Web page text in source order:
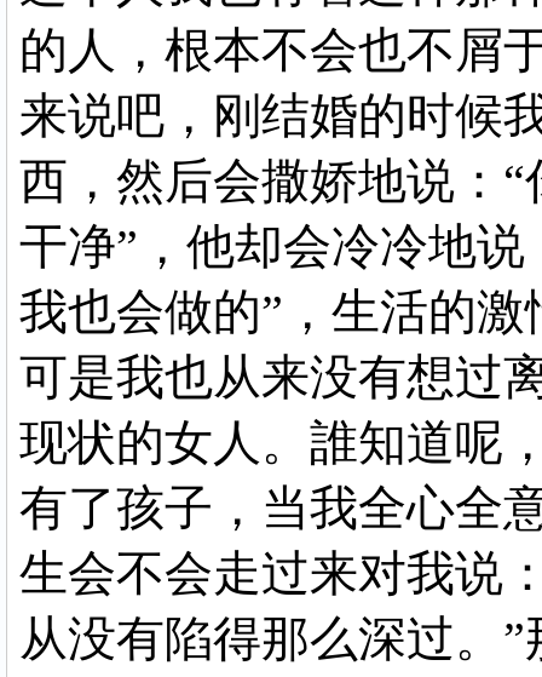
的人，根本不会也不屑
来说吧，刚结婚的时候
西，然后会撒娇地说：
干净”，他却会冷冷地
我也会做的”，生活的
可是我也从来没有想过
现状的女人。誰知道呢
有了孩子，当我全心全
生会不会走过来对我说
从没有陷得那么深过。